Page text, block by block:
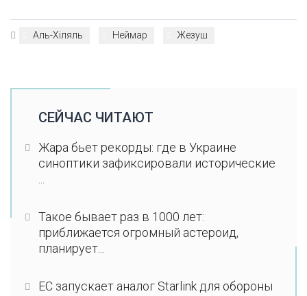
Аль-Хіляль Неймар Жезуш
СЕЙЧАС ЧИТАЮТ
Жара бьет рекорды: где в Украине
синоптики зафиксировали исторические
Такое бывает раз в 1000 лет:
приближается огромный астероид,
планирует...
ЕС запускает аналог Starlink для обороны